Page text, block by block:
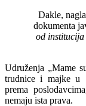
Dakle,
dokumenta
od institucija
Udruženja „Mame
trudnice i majke u
prema
nemaju ista prava.